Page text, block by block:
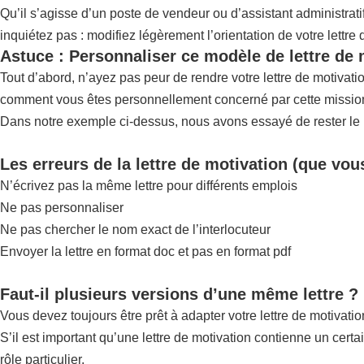
Qu’il s’agisse d’un poste de vendeur ou d’assistant
inquiétez pas : modifiez légèrement l’orientation de votre
Astuce : Personnaliser ce modèle de lettre
Tout d’abord, n’ayez pas peur de rendre votre lettre de
comment vous êtes personnellement concerné par cette
Dans notre exemple ci-dessus, nous avons essayé de rester
Les erreurs de la lettre de motivation (que
N’écrivez pas la même lettre pour différents emplois
Ne pas personnaliser
Ne pas chercher le nom exact de l’interlocuteur
Envoyer la lettre en format doc et pas en format pdf
Faut-il plusieurs versions d’une même lettre ?
Vous devez toujours être prêt à adapter votre lettre de
S’il est important qu’une lettre de motivation contienne un
rôle particulier.